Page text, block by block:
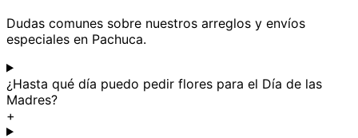
Dudas comunes sobre nuestros arreglos y envíos
especiales en Pachuca.
¿Hasta qué día puedo pedir flores para el Día de las
Madres?
+